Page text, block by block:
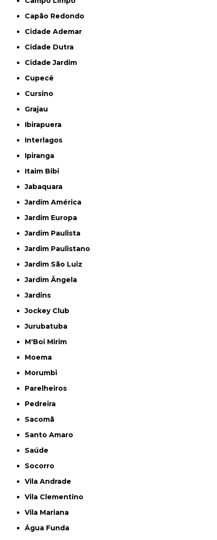
Capão Redondo
Cidade Ademar
Cidade Dutra
Cidade Jardim
Cupecê
Cursino
Grajau
Ibirapuera
Interlagos
Ipiranga
Itaim Bibi
Jabaquara
Jardim América
Jardim Europa
Jardim Paulista
Jardim Paulistano
Jardim São Luiz
Jardim Ângela
Jardins
Jockey Club
Jurubatuba
M'Boi Mirim
Moema
Morumbi
Parelheiros
Pedreira
Sacomã
Santo Amaro
Saúde
Socorro
Vila Andrade
Vila Clementino
Vila Mariana
Água Funda